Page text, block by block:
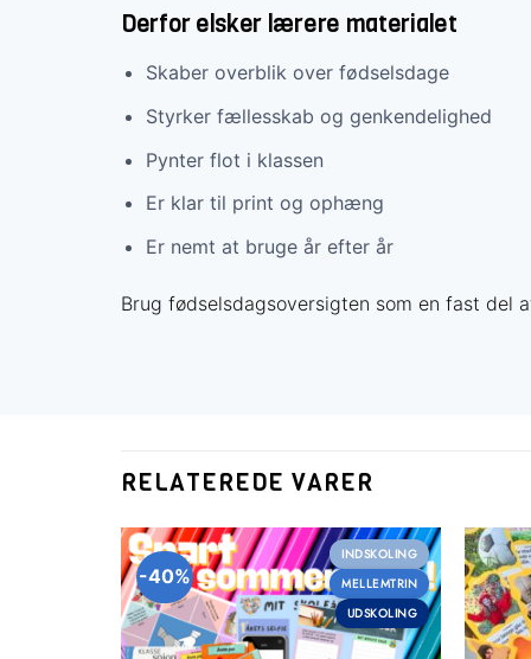
Derfor elsker lærere materialet
Skaber overblik over fødselsdage
Styrker fællesskab og genkendelighed
Pynter flot i klassen
Er klar til print og ophæng
Er nemt at bruge år efter år
Brug fødselsdagsoversigten som en fast del
RELATEREDE VARER
INDSKOLING
MELLEMTRIN
UDSKOLING
-40%